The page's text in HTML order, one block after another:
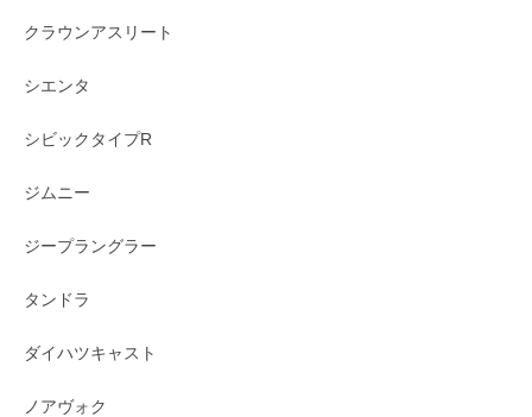
クラウンアスリート
シエンタ
シビックタイプR
ジムニー
ジープラングラー
タンドラ
ダイハツキャスト
ノアヴォク